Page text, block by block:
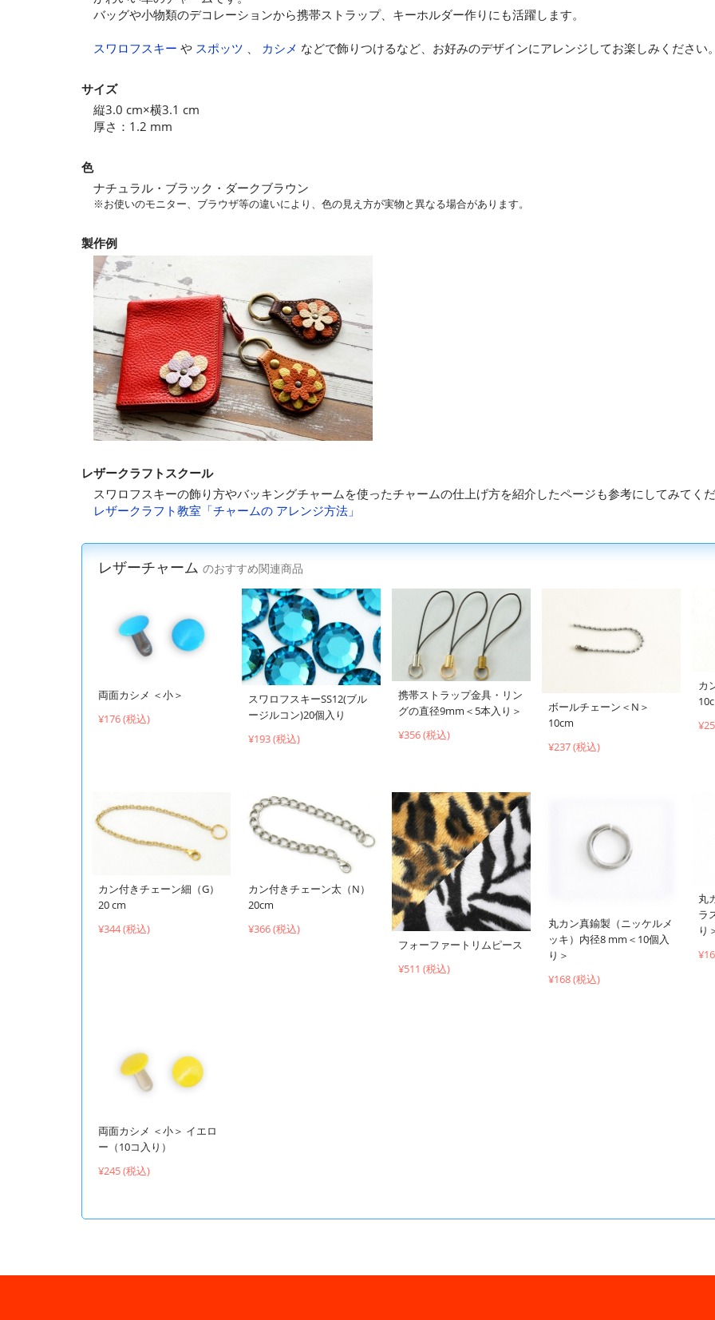
バッグや小物類のデコレーションから携帯ストラップ、キーホルダー作りにも活躍します。
スワロフスキー や スポッツ 、 カシメ などで飾りつけるなど、お好みのデザインにアレンジしてお楽しみください
サイズ
縦3.0 cm×横3.1 cm
厚さ：1.2 mm
色
ナチュラル・ブラック・ダークブラウン
※お使いのモニター、ブラウザ等の違いにより、色の見え方が実物と異なる場合があります。
製作例
レザークラフトスクール
スワロフスキーの飾り方やバッキングチャームを使ったチャームの仕上げ方を紹介したページも参考にしてみてく
レザークラフト教室「チャームの アレンジ方法」
レザーチャーム のおすすめ関連商品
両面カシメ ＜小＞
¥176 (税込)
スワロフスキーSS12(ブル
ージルコン)20個入り
¥193 (税込)
携帯ストラップ金具・リン
グの直径9mm＜5本入り＞
¥356 (税込)
ボールチェーン＜N＞
10cm
¥237 (税込)
カ
カン付きチェーン細（G）
20 cm
¥344 (税込)
カン付きチェーン太（N）
20cm
¥366 (税込)
フォーファートリムピース
¥511 (税込)
丸カン真鍮製（ニッケルメ
ッキ）内径8 mm＜10個入
り＞
¥168 (税込)
丸
ラ
り
両面カシメ ＜小＞ イエロ
ー（10コ入り）
¥245 (税込)